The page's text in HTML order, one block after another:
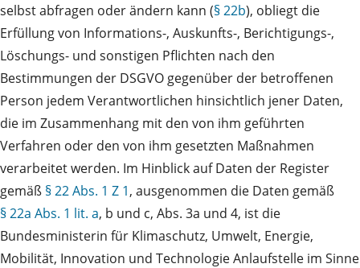
selbst abfragen oder ändern kann (§ 22b), obliegt die
Erfüllung von Informations-, Auskunfts-, Berichtigungs-,
Löschungs- und sonstigen Pflichten nach den
Bestimmungen der DSGVO gegenüber der betroffenen
Person jedem Verantwortlichen hinsichtlich jener Daten,
die im Zusammenhang mit den von ihm geführten
Verfahren oder den von ihm gesetzten Maßnahmen
verarbeitet werden. Im Hinblick auf Daten der Register
gemäß § 22 Abs. 1 Z 1, ausgenommen die Daten gemäß
§ 22a Abs. 1 lit. a, b und c, Abs. 3a und 4, ist die
Bundesministerin für Klimaschutz, Umwelt, Energie,
Mobilität, Innovation und Technologie Anlaufstelle im Sinne